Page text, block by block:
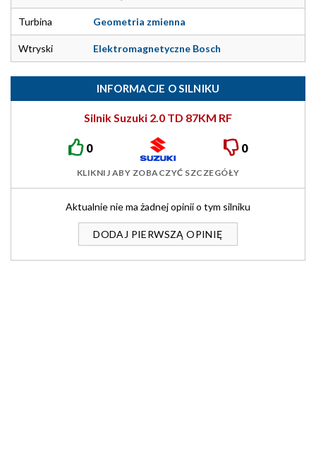
Turbina Geometria zmienna
Wtryski Elektromagnetyczne Bosch
INFORMACJE O SILNIKU
Silnik Suzuki 2.0 TD 87KM RF
0 0
KLIKNIJ ABY ZOBACZYĆ SZCZEGÓŁY
Aktualnie nie ma żadnej opinii o tym silniku
DODAJ PIERWSZĄ OPINIĘ